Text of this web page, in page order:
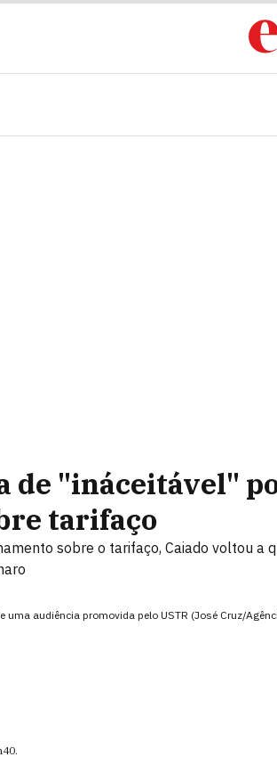
de "ináceitável"
tarifaço
sobre o tarifaço, Caiado voltou a
audiência promovida pelo USTR (José Cruz/
.